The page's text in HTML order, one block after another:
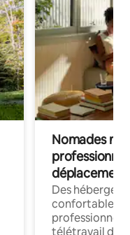
Nomades
déplacement
Des
confortables
professionnels
télétravail